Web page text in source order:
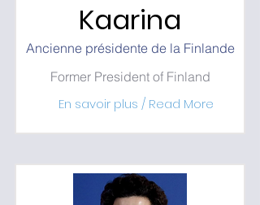
Kaarina
Ancienne présidente de la Finlande
Former President of Finland
En savoir plus / Read More